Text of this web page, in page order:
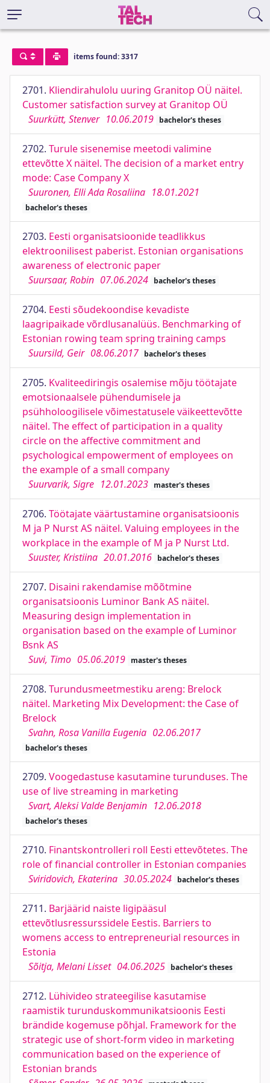
items found: 3317
2701. Kliendirahulolu uuring Granitop OÜ näitel.
Customer satisfaction survey at Granitop OÜ
Suurkütt, Stenver 10.06.2019 bachelor's theses
2702. Turule sisenemise meetodi valimine
ettevõtte X näitel. The decision of a market entry
mode: Case Company X
Suuronen, Elli Ada Rosaliina 18.01.2021
bachelor's theses
2703. Eesti organisatsioonide teadlikkus
elektroonilisest paberist. Estonian organisations
awareness of electronic paper
Suursaar, Robin 07.06.2024 bachelor's theses
2704. Eesti sõudekoondise kevadiste
laagripaikade võrdlusanalüüs. Benchmarking of
Estonian rowing team spring training camps
Suursild, Geir 08.06.2017 bachelor's theses
2705. Kvaliteediringis osalemise mõju töötajate
emotsionaalsele pühendumisele ja
psühholoogilisele võimestatusele väikeettevõtte
näitel. The effect of participation in a quality
circle on the affective commitment and
psychological empowerment of employees on
the example of a small company
Suurvarik, Sigre 12.01.2023 master's theses
2706. Töötajate väärtustamine organisatsioonis
M ja P Nurst AS näitel. Valuing employees in the
workplace in the example of M ja P Nurst Ltd.
Suuster, Kristiina 20.01.2016 bachelor's theses
2707. Disaini rakendamise mõõtmine
organisatsioonis Luminor Bank AS näitel.
Measuring design implementation in
organisation based on the example of Luminor
Bsnk AS
Suvi, Timo 05.06.2019 master's theses
2708. Turundusmeetmestiku areng: Brelock
näitel. Marketing Mix Development: the Case of
Brelock
Svahn, Rosa Vanilla Eugenia 02.06.2017
bachelor's theses
2709. Voogedastuse kasutamine turunduses. The
use of live streaming in marketing
Svart, Aleksi Valde Benjamin 12.06.2018
bachelor's theses
2710. Finantskontrolleri roll Eesti ettevõtetes. The
role of financial controller in Estonian companies
Sviridovich, Ekaterina 30.05.2024 bachelor's theses
2711. Barjäärid naiste ligipääsul
ettevõtlusressurssidele Eestis. Barriers to
womens access to entrepreneurial resources in
Estonia
Sõitja, Melani Lisset 04.06.2025 bachelor's theses
2712. Lühivideo strateegilise kasutamise
raamistik turunduskommunikatsioonis Eesti
brändide kogemuse põhjal. Framework for the
strategic use of short-form video in marketing
communication based on the experience of
Estonian brands